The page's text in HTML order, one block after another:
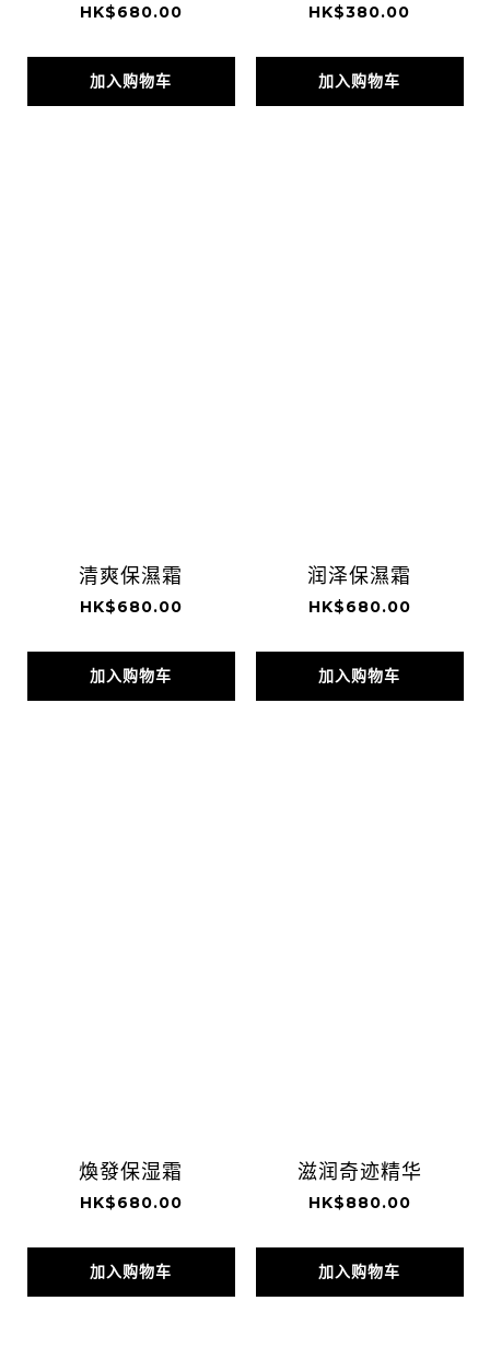
HK$680.00
加入购物车
HK$380.00
加入购物车
清爽保濕霜
HK$680.00
加入购物车
润泽保濕霜
HK$680.00
加入购物车
煥發保湿霜
HK$680.00
加入购物车
滋润奇迹精华
HK$880.00
加入购物车